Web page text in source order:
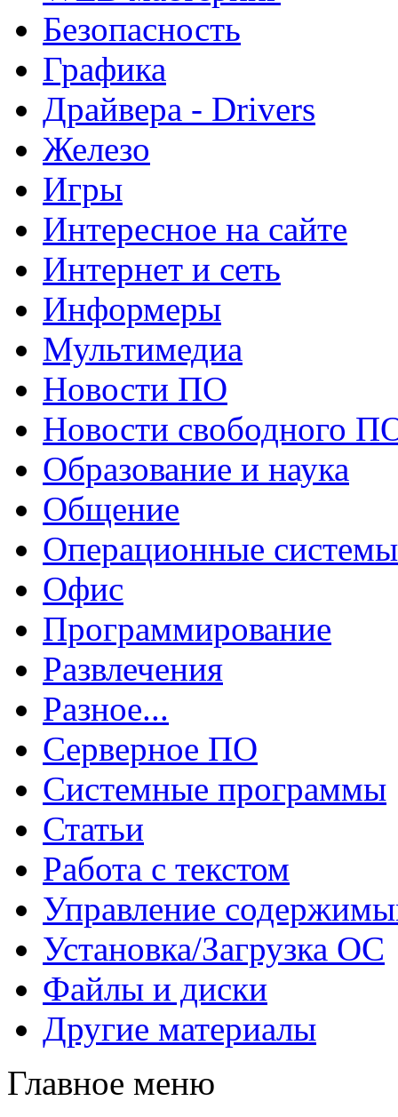
Безопасность
Графика
Драйвера - Drivers
Железо
Игры
Интересное на сайте
Интернет и сеть
Информеры
Мультимедиа
Новости ПО
Новости свободного
Образование и наука
Общение
Операционные системы
Офис
Программирование
Развлечения
Разное...
Серверное ПО
Системные программы
Статьи
Работа с текстом
Управление
Установка/Загрузка ОС
Файлы и диски
Другие материалы
Главное меню